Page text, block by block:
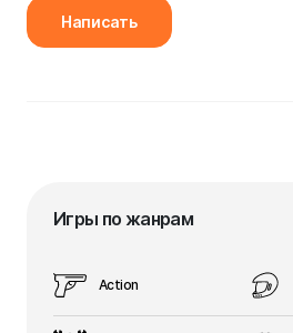
Написать
Игры по жанрам
Action